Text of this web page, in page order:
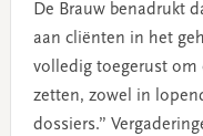
De Brauw benadrukt
aan cliënten in het
volledig toegerust om
zetten, zowel in
dossiers.”